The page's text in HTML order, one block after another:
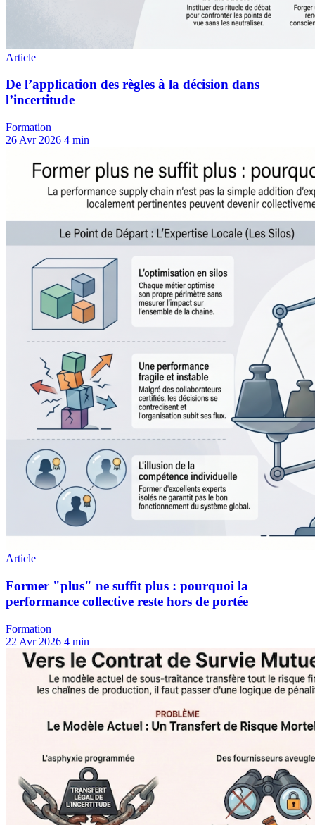
Formation
26 Avr 2026 4 min
Formation
22 Avr 2026 4 min